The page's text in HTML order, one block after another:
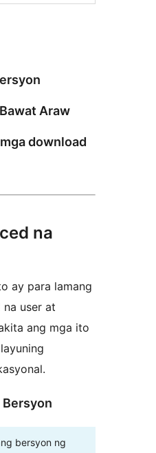
Araw
download
na
ay para lamang
na user at
ang mga ito
Bersyon
bersyon ng